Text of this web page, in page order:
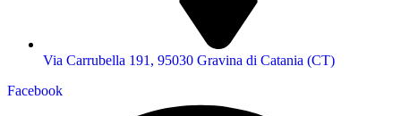
Via Carrubella 191, 95030 Gravina di Catania (CT)
Facebook